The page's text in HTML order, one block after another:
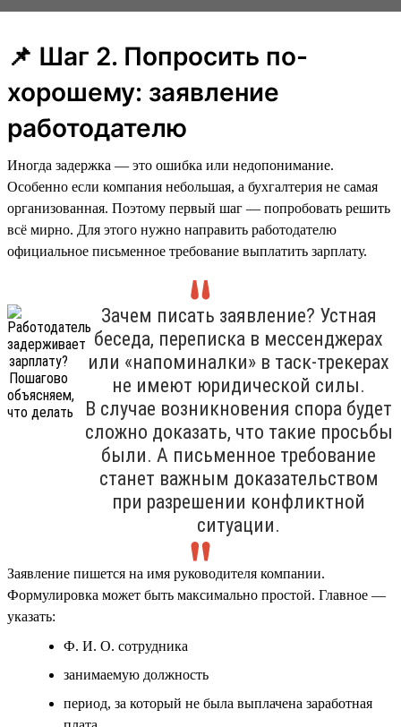
📌 Шаг 2. Попросить по-
хорошему: заявление
работодателю
Иногда задержка — это ошибка или недопонимание.
Особенно если компания небольшая, а бухгалтерия не самая
организованная. Поэтому первый шаг — попробовать решить
всё мирно. Для этого нужно направить работодателю
официальное письменное требование выплатить зарплату.
Зачем писать заявление? Устная
беседа, переписка в мессенджерах
или «напоминалки» в таск-трекерах
не имеют юридической силы.
В случае возникновения спора будет
сложно доказать, что такие просьбы
были. А письменное требование
станет важным доказательством
при разрешении конфликтной
ситуации.
Заявление пишется на имя руководителя компании.
Формулировка может быть максимально простой. Главное —
указать:
Ф. И. О. сотрудника
занимаемую должность
период, за который не была выплачена заработная